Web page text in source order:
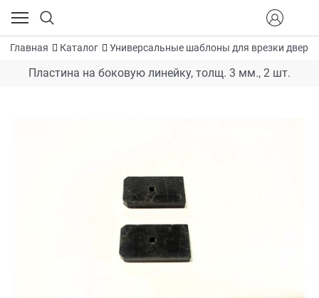
Главная Каталог Универсальные шаблоны для врезки
Пластина на боковую линейку, толщ. 3 мм., 2 шт.